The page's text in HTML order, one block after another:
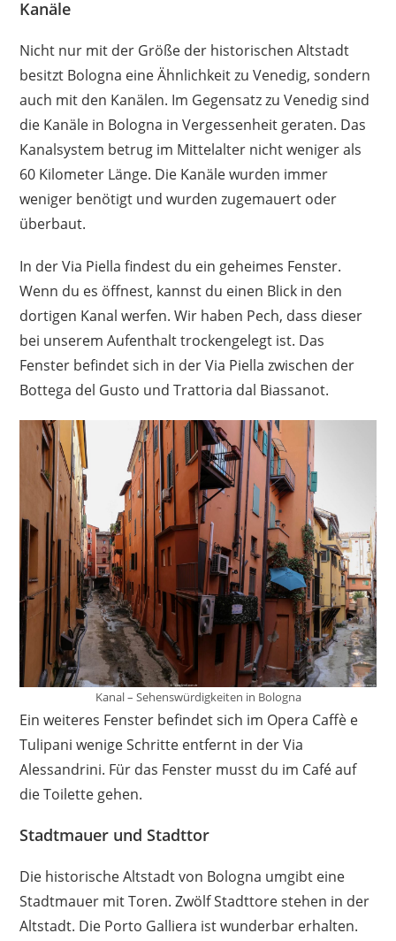
Kanäle
Nicht nur mit der Größe der historischen Altstadt
besitzt Bologna eine Ähnlichkeit zu Venedig, sondern
auch mit den Kanälen. Im Gegensatz zu Venedig sind
die Kanäle in Bologna in Vergessenheit geraten. Das
Kanalsystem betrug im Mittelalter nicht weniger als
60 Kilometer Länge. Die Kanäle wurden immer
weniger benötigt und wurden zugemauert oder
überbaut.
In der Via Piella findest du ein geheimes Fenster.
Wenn du es öffnest, kannst du einen Blick in den
dortigen Kanal werfen. Wir haben Pech, dass dieser
bei unserem Aufenthalt trockengelegt ist. Das
Fenster befindet sich in der Via Piella zwischen der
Bottega del Gusto und Trattoria dal Biassanot.
Kanal – Sehenswürdigkeiten in Bologna
Ein weiteres Fenster befindet sich im Opera Caffè e
Tulipani wenige Schritte entfernt in der Via
Alessandrini. Für das Fenster musst du im Café auf
die Toilette gehen.
Stadtmauer und Stadttor
Die historische Altstadt von Bologna umgibt eine
Stadtmauer mit Toren. Zwölf Stadttore stehen in der
Altstadt. Die Porto Galliera ist wunderbar erhalten.